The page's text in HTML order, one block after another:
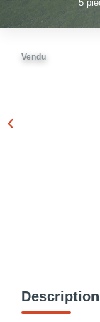
5
Vendu
Description